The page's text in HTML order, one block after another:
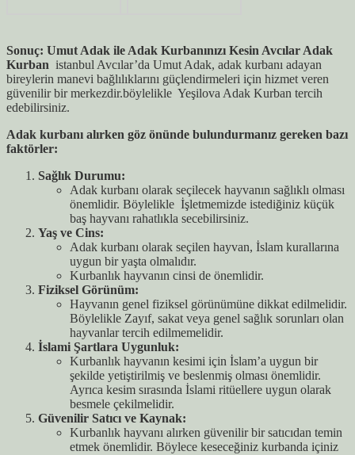
Sonuç: Umut Adak ile Adak Kurbanınızı Kesin Avcılar Adak
Kurban istanbul Avcılar’da Umut Adak, adak kurbanı adayan
bireylerin manevi bağlılıklarını güçlendirmeleri için hizmet veren
güvenilir bir merkezdir.böylelikle Yeşilova Adak Kurban tercih
edebilirsiniz.
Adak kurbanı alırken göz önünde bulundurmanız gereken bazı
faktörler:
Sağlık Durumu:
Adak kurbanı olarak seçilecek hayvanın sağlıklı olması
önemlidir. Böylelikle İşletmemizde istediğiniz küçük
baş hayvanı rahatlıkla secebilirsiniz.
Yaş ve Cins:
Adak kurbanı olarak seçilen hayvan, İslam kurallarına
uygun bir yaşta olmalıdır.
Kurbanlık hayvanın cinsi de önemlidir.
Fiziksel Görünüm:
Hayvanın genel fiziksel görünümüne dikkat edilmelidir.
Böylelikle Zayıf, sakat veya genel sağlık sorunları olan
hayvanlar tercih edilmemelidir.
İslami Şartlara Uygunluk:
Kurbanlık hayvanın kesimi için İslam’a uygun bir
şekilde yetiştirilmiş ve beslenmiş olması önemlidir.
Ayrıca kesim sırasında İslami ritüellere uygun olarak
besmele çekilmelidir.
Güvenilir Satıcı ve Kaynak:
Kurbanlık hayvanı alırken güvenilir bir satıcıdan temin
etmek önemlidir. Böylece keseceğiniz kurbanda içiniz